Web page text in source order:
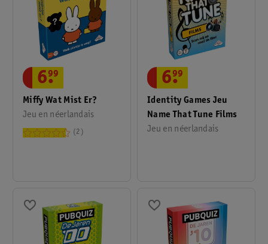
Miffy Wat Mist Er?
Jeu en néerlandais
6.
99
2
Identity Games Jeu
Name That Tune Films
Jeu en néerlandais
6.
99